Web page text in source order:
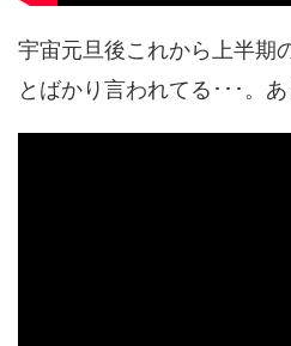
宇宙元旦後これから上半期
とばかり言われてる･･･。あ